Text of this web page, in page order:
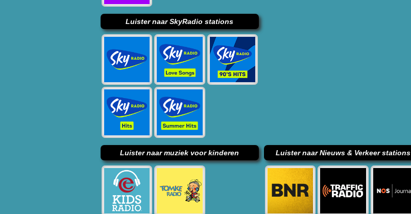
Luister naar SkyRadio stations
Luister naar muziek voor kinderen Luister naar Nieuws & Verkeer stations